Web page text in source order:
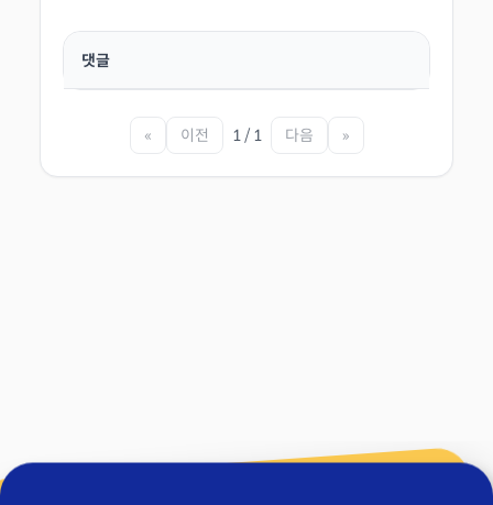
댓글
« 이전 1 / 1 다음 »